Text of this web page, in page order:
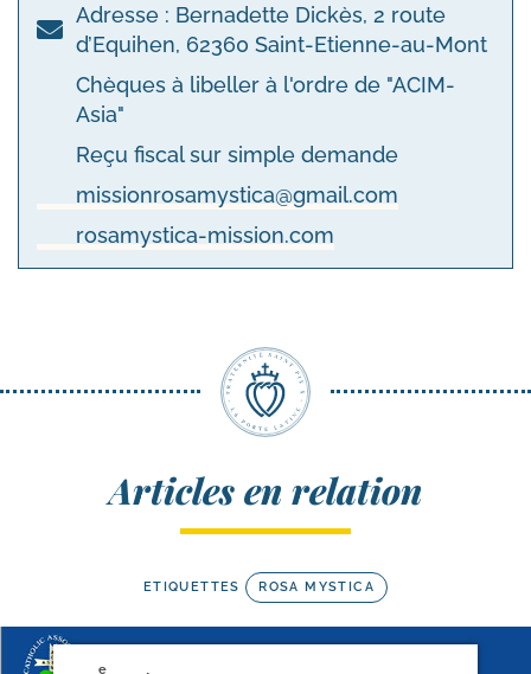
Adresse : Bernadette Dickès, 2 route
d’Equihen, 62360 Saint-Etienne-au-Mont
Chèques à libeller à l'ordre de "ACIM-
Asia"
Reçu fiscal sur simple demande
missionrosamystica@gmail.com
rosamystica-mission.com
Articles en relation
ETIQUETTES ROSA MYSTICA
e